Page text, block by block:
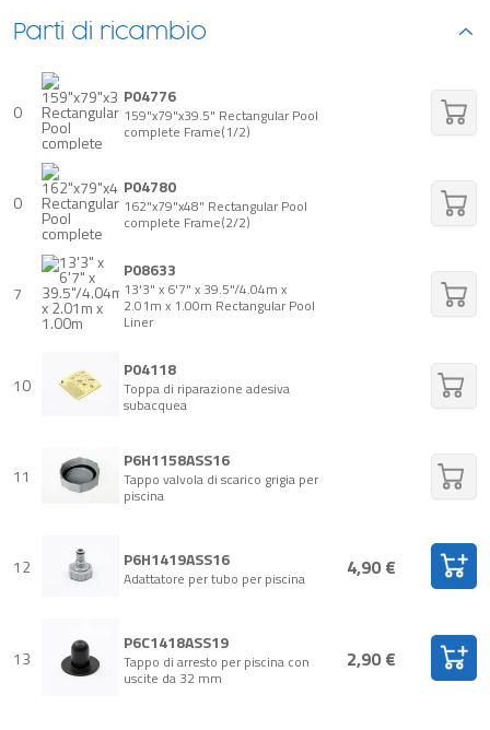
Parti di ricambio
0
P04776
159"x79"x39.5" Rectangular Pool
complete Frame(1/2)
0
P04780
162"x79"x48" Rectangular Pool
complete Frame(2/2)
7
P08633
13'3" x 6'7" x 39.5"/4.04m x
2.01m x 1.00m Rectangular Pool
Liner
10
P04118
Toppa di riparazione adesiva
subacquea
11
P6H1158ASS16
Tappo valvola di scarico grigia per
piscina
12 P6H1419ASS16
Adattatore per tubo per piscina 4,90 €
13
P6C1418ASS19
Tappo di arresto per piscina con
uscite da 32 mm
2,90 €